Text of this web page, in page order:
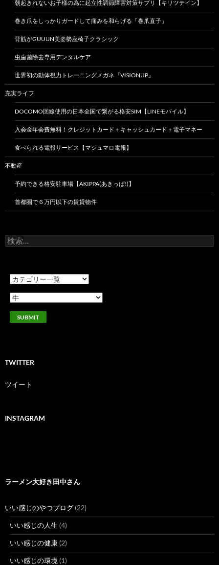
朝起きれないお子様の為に起立性調節障害対策サプリ【キリツテイン】
巻き爪をしっかりガードして痛みを和らげる「巻爪直子」
背筋がGUUUN美姿勢座椅子クラシック
虫歯菌除去専用デンタルケア
世界初の動体視力トレーニングメガネ『VISIONUP』
充実ライフ
DOCOMO回線使用の日本全国で繋がる格安SIM【LINEモバイル】
入会金年会費無料！クレジットカード＋キャッシュカード＋電子マネー
食べられる電報サービス【マシュマロ電報】
不動産
予約できる格安駐車場【AKIPPA(あきっぱ!)】
首都圏で６万円以下の賃貸物件
検
索:
TWITTER
ツイート
INSTAGRAM
ラーメン大好き田中さん
いい感じのやつブログ (22)
いい感じの人生 (4)
いい感じの健康 (2)
いい感じの環境 (1)